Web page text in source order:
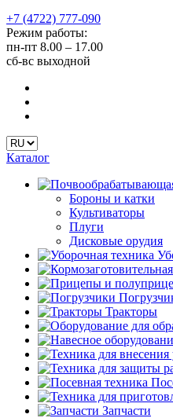
+7 (4722) 777-090
Режим работы:
пн-пт 8.00 – 17.00
сб-вс выходной
Каталог
Бороны и катки
Культиваторы
Плуги
Дисковые орудия
Тракторы
Запчасти